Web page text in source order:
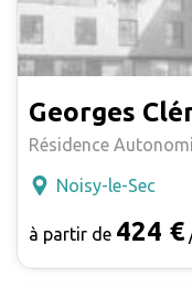
Georges
Résidence
Noisy-le-Sec
à partir de 424 €